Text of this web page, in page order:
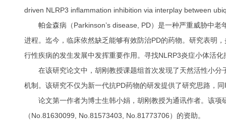
driven NLRP3 inflammation inhibition via interplay between
帕金森病（Parkinson’s disease, PD）是一种严重威胁中
进程。迄今，临床依然缺乏能够有效防治PD的药物。研究表明
行性疾病的发生发展中发挥重要作用。寻找NLRP3炎症小体活
在该研究论文中，胡刚教授课题组首次发现了天然活性小
机制。该研究不仅为新一代抗PD药物的研发提供了研究思路，
论文第一作者为博士生韩小娟，胡刚教授为通讯作者。该
（No.81630099, No.81573403, No.81773706）的资助。